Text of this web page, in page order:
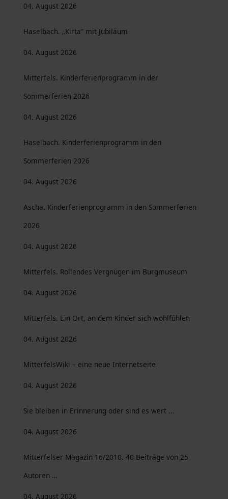
04. August 2026
Haselbach. „Kirta“ mit Jubiläum
04. August 2026
Mitterfels. Kinderferienprogramm in der
Sommerferien 2026
04. August 2026
Haselbach. Kinderferienprogramm in den
Sommerferien 2026
04. August 2026
Ascha. Kinderferienprogramm in den Sommerferien
2026
04. August 2026
Mitterfels. Rollendes Vergnügen im Burgmuseum
04. August 2026
Mitterfels. Ein Ort, an dem Kinder sich wohlfühlen
04. August 2026
MitterfelsWiki – eine neue Internetseite
04. August 2026
Sie bleiben in Erinnerung oder sind es wert ...
04. August 2026
Mitterfelser Magazin 16/2010. 40 Beiträge von 25
Autoren …
04. August 2026